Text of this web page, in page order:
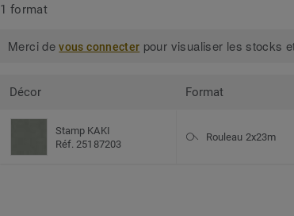
1 format
Merci devous connecter pour visualiser les stocks
Décor Format
Stamp KAKI
Réf. 25187203
Rouleau 2x23m